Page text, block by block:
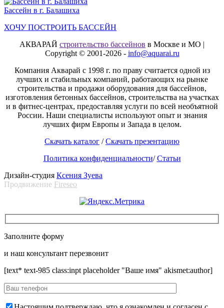
Бассейн в г. Балашиха
ХОЧУ ПОСТРОИТЬ БАССЕЙН
АКВАРАЙ строительство бассейнов в Москве и МО |
Copyright © 2001-2026 - info@aquarai.ru
Компания Акварай с 1998 г. по праву считается одной из
лучших и стабильных компаний, работающих на рынке
строительства и продажи оборудования для бассейнов,
изготовления бетонных бассейнов, строительства на участках
и в фитнес-центрах, предоставляя услуги по всей необъятной
России. Наши специалисты используют опыт и знания
лучших фирм Европы и Запада в целом.
Скачать каталог / Скачать презентацию
Политика конфиденциальности/Статьи
Дизайн-студия Ксения Зуева
Продвижение Fireseo
Заполните форму
и наш консультант перезвонит
[text* text-985 class:inpt placeholder "Ваше имя" akismet:author]